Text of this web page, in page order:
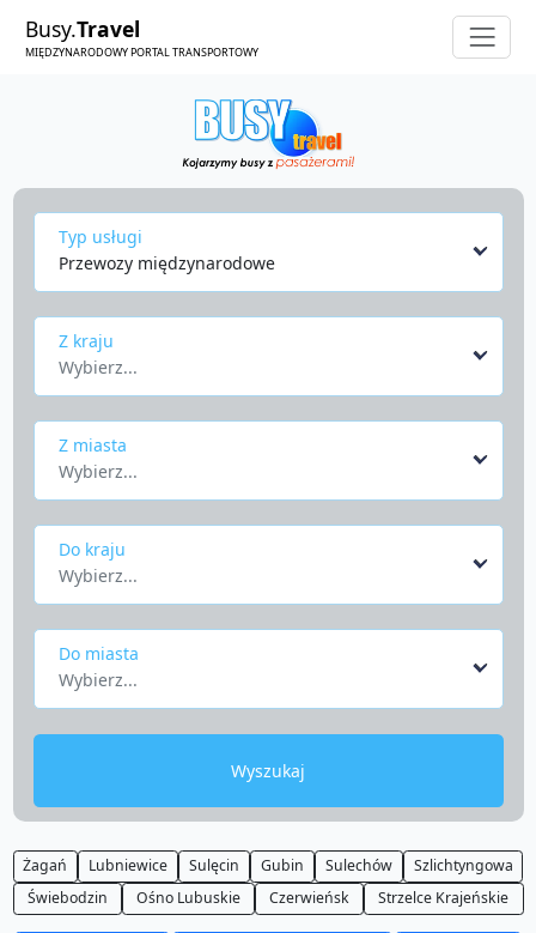
Busy.Travel
MIĘDZYNARODOWY PORTAL TRANSPORTOWY
Typ usługi
Przewozy międzynarodowe
Z kraju
Wybierz...
Z miasta
Wybierz...
Do kraju
Wybierz...
Do miasta
Wybierz...
Wyszukaj
Żagań Lubniewice Sulęcin Gubin Sulechów
Szlichtyngowa
Świebodzin
Ośno Lubuskie Czerwieńsk Strzelce Krajeńskie